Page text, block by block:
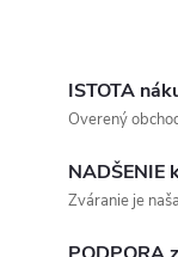
ISTOTA
Overený
NADŠENIE
Zváranie je